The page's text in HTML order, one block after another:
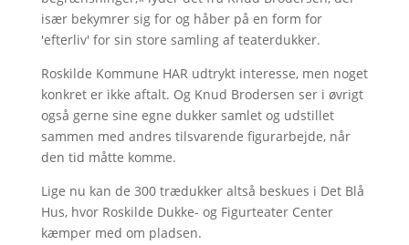
især bekymrer sig for og håber på en form for
'efterliv' for sin store samling af teaterdukker.
Roskilde Kommune HAR udtrykt interesse, men noget
konkret er ikke aftalt. Og Knud Brodersen ser i øvrigt
også gerne sine egne dukker samlet og udstillet
sammen med andres tilsvarende figurarbejde, når
den tid måtte komme.
Lige nu kan de 300 trædukker altså beskues i Det Blå
Hus, hvor Roskilde Dukke- og Figurteater Center
kæmper med om pladsen.